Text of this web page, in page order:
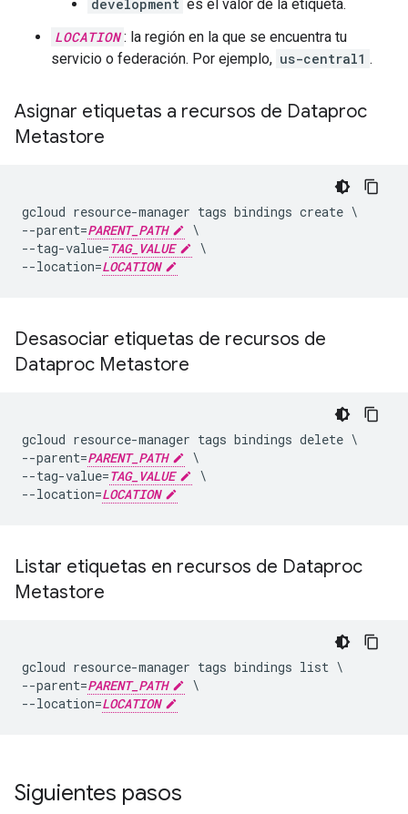
development es el valor de la etiqueta.
LOCATION : la región en la que se encuentra tu
servicio o federación. Por ejemplo, us-central1 .
Asignar etiquetas a recursos de Dataproc
Metastore
gcloud resource-manager tags bindings create \
--parent=PARENT_PATH
\
--tag-value=TAG_VALUE
\
--location=LOCATION
Desasociar etiquetas de recursos de
Dataproc Metastore
gcloud resource-manager tags bindings delete \
--parent=PARENT_PATH
\
--tag-value=TAG_VALUE
\
--location=LOCATION
Listar etiquetas en recursos de Dataproc
Metastore
gcloud resource-manager tags bindings list \
--parent=PARENT_PATH
\
--location=LOCATION
Siguientes pasos